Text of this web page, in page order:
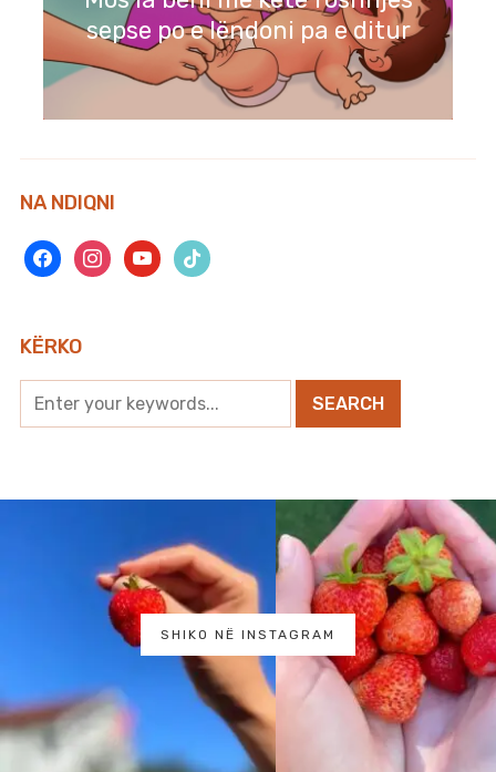
sepse po e lëndoni pa e ditur
NA NDIQNI
facebookinstagramyoutubetiktok
KËRKO
SHIKO NË INSTAGRAM